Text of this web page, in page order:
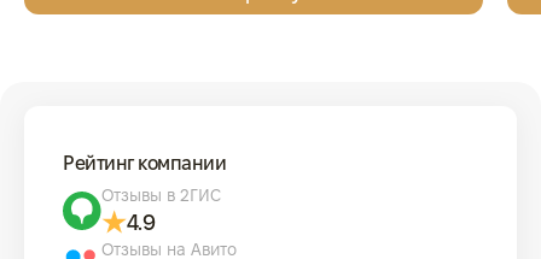
Рейтинг компании
Отзывы в 2ГИС
4.9
Отзывы на Авито